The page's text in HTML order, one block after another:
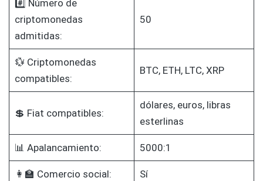
#️⃣ Número de
criptomonedas
admitidas:
50
💱 Criptomonedas
compatibles:
BTC, ETH, LTC, XRP
💲 Fiat compatibles:
dólares, euros, libras
esterlinas
📊 Apalancamiento: 5000:1
👩‍🏫 Comercio social: Sí